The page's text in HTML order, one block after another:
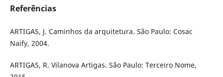
Referências
ARTIGAS, J. Caminhos da arquitetura. São Paulo: Cosac
Naify, 2004.
ARTIGAS, R. Vilanova Artigas. São Paulo: Terceiro Nome,